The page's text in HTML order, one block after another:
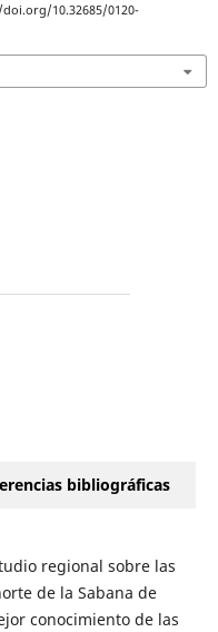
10.32685/0120-
bibliográficas
regional sobre las
de la Sabana de
conocimiento de las